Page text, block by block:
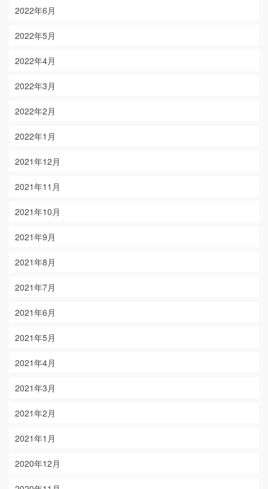
2022年6月
2022年5月
2022年4月
2022年3月
2022年2月
2022年1月
2021年12月
2021年11月
2021年10月
2021年9月
2021年8月
2021年7月
2021年6月
2021年5月
2021年4月
2021年3月
2021年2月
2021年1月
2020年12月